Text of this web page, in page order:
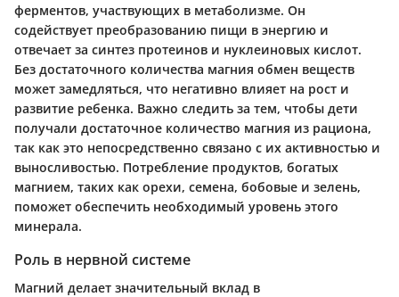
ферментов, участвующих в метаболизме. Он
содействует преобразованию пищи в энергию и
отвечает за синтез протеинов и нуклеиновых кислот.
Без достаточного количества магния обмен веществ
может замедляться, что негативно влияет на рост и
развитие ребенка. Важно следить за тем, чтобы дети
получали достаточное количество магния из рациона,
так как это непосредственно связано с их активностью и
выносливостью. Потребление продуктов, богатых
магнием, таких как орехи, семена, бобовые и зелень,
поможет обеспечить необходимый уровень этого
минерала.
Роль в нервной системе
Магний делает значительный вклад в